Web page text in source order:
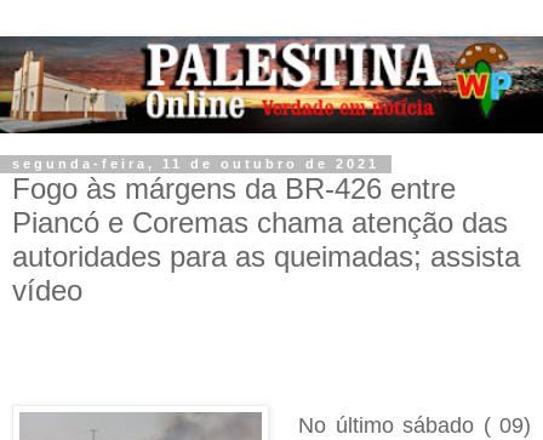
segunda-feira, 11 de outubro de 2021
Fogo às márgens da BR-426 entre
Piancó e Coremas chama atenção das
autoridades para as queimadas; assista
vídeo
No último sábado ( 09)